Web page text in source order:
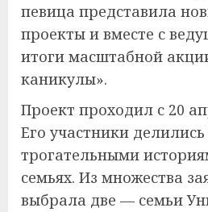
певица представила
проекты и вместе с
итоги масштабной
каникулы».
Проект проходил с 20
Его участники
трогательными
семьях. Из множества
выбрала две — семьи